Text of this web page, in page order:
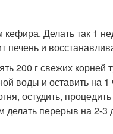
кефира. Делать так 1
и
200 г свежих корней
воды и оставить на 1
остудить,
делать перерыв на 2-3